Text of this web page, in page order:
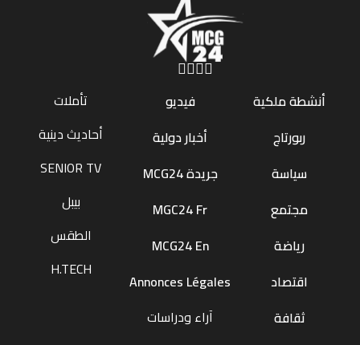
أنشطة ملكية
ربورتاج
سياسة
مجتمع
رياضة
اقتصاد
ثقافة
فيديو
أخبار دولية
جريدة MCG24
MGC24 Fr
MCG24 En
Annonces Légales
آراء ودراسات
تأملات
أحاديث دينية
SENIOR TV
بيبل
الطقس
H.TECH